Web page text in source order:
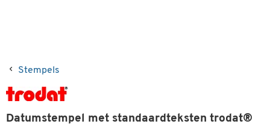
Stempels
Datumstempel met standaardteksten trodat®